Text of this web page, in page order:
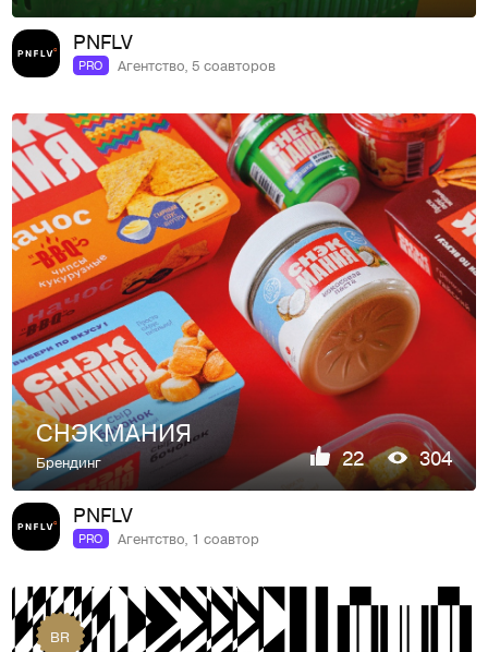
PNFLV
PRO Агентство, 5 соавторов
СНЭКМАНИЯ
Брендинг 22 304
PNFLV
PRO Агентство, 1 соавтор
BR